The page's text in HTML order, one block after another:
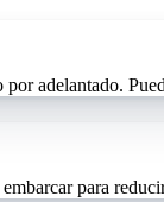
adelantado.
para